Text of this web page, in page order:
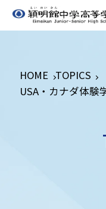
HOME TOPICS
USA・カナダ体験